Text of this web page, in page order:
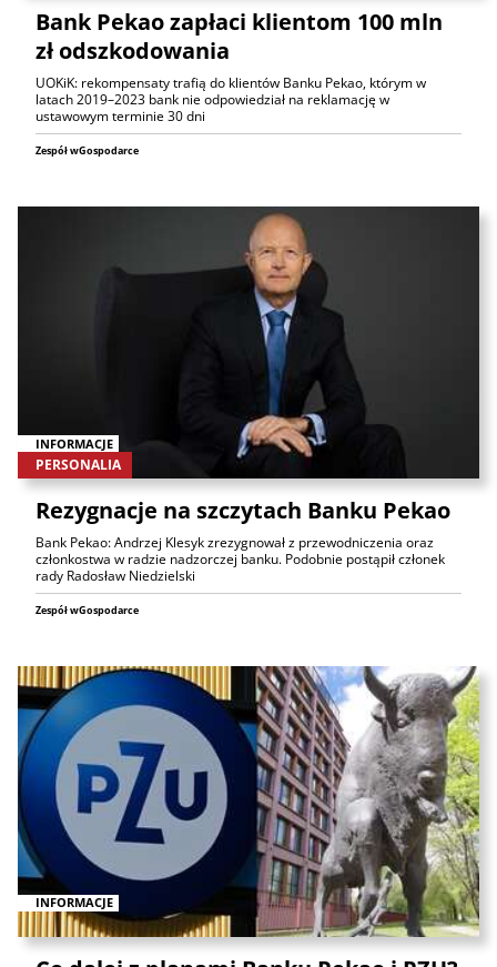
Bank Pekao zapłaci klientom 100 mln
zł odszkodowania
UOKiK: rekompensaty trafią do klientów Banku Pekao, którym w
latach 2019–2023 bank nie odpowiedział na reklamację w
ustawowym terminie 30 dni
Zespół wGospodarce
INFORMACJE
PERSONALIA
Rezygnacje na szczytach Banku Pekao
Bank Pekao: Andrzej Klesyk zrezygnował z przewodniczenia oraz
członkostwa w radzie nadzorczej banku. Podobnie postąpił członek
rady Radosław Niedzielski
Zespół wGospodarce
INFORMACJE